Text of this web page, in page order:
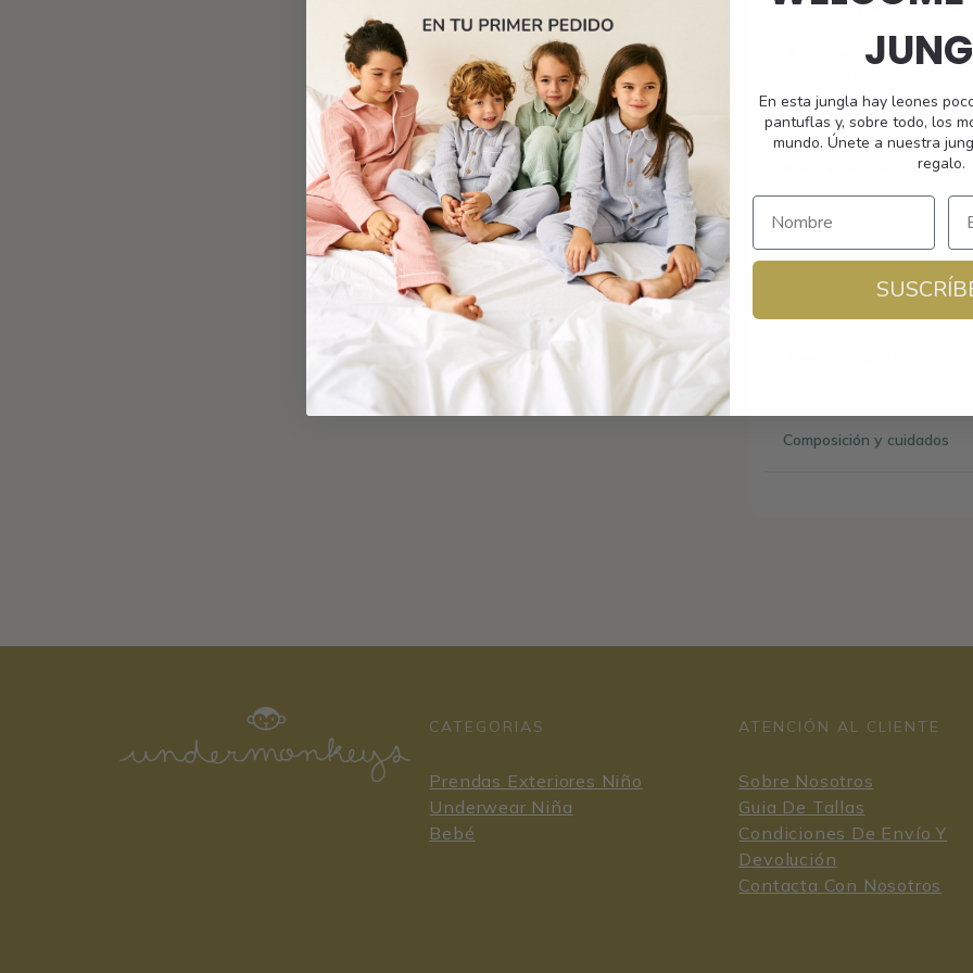
pensadas para crecer
Suave al tacto, cálida
paseos, despertarse, o
Diseño práctico y
Bienvenidos a la jungla
Composición y cuidados
CATEGORIAS
Prendas Exteriores Niño
Underwear Niña
Bebé
ATENCIÓN AL CLIENTE
Sobre Nosotros
Guia De Tallas
Condiciones De Envío Y
Devolución
Contacta Con Nosotros
En esta jungla hay leones
pantuflas y, sobre todo, los
mundo. Únete a nuestra
regalo.